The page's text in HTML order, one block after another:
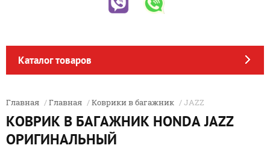
Каталог товаров
Главная /Главная /Коврики в багажник / JAZZ
КОВРИК В БАГАЖНИК HONDA JAZZ
ОРИГИНАЛЬНЫЙ